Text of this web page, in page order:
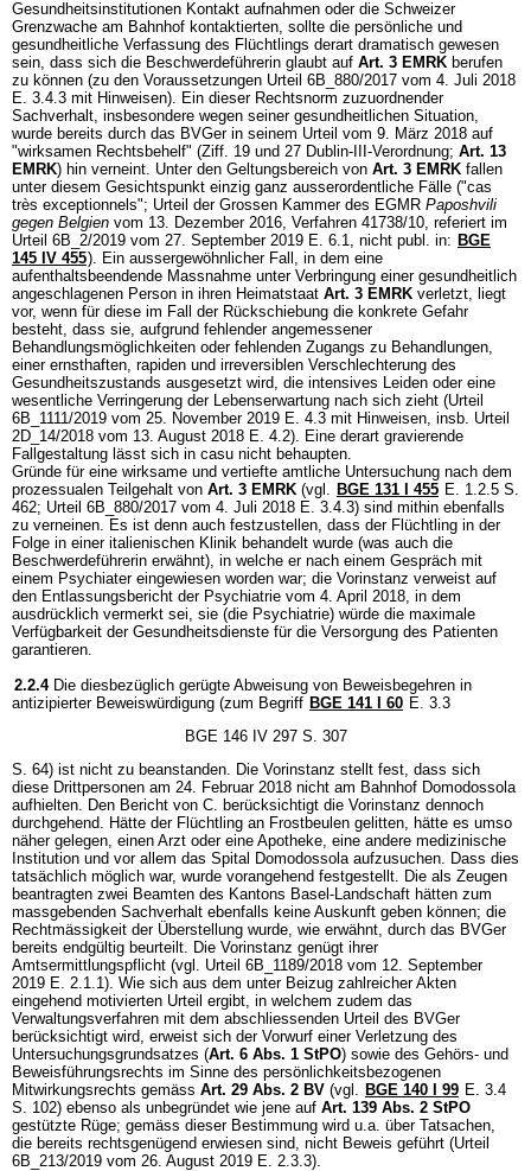
Gesundheitsinstitutionen Kontakt aufnahmen oder die Schweizer
Grenzwache am Bahnhof kontaktierten, sollte die persönliche und
gesundheitliche Verfassung des Flüchtlings derart dramatisch gewesen
sein, dass sich die Beschwerdeführerin glaubt auf Art. 3 EMRK berufen
zu können (zu den Voraussetzungen Urteil 6B_880/2017 vom 4. Juli 2018
E. 3.4.3 mit Hinweisen). Ein dieser Rechtsnorm zuzuordnender
Sachverhalt, insbesondere wegen seiner gesundheitlichen Situation,
wurde bereits durch das BVGer in seinem Urteil vom 9. März 2018 auf
"wirksamen Rechtsbehelf" (Ziff. 19 und 27 Dublin-III-Verordnung; Art. 13
EMRK) hin verneint. Unter den Geltungsbereich von Art. 3 EMRK fallen
unter diesem Gesichtspunkt einzig ganz ausserordentliche Fälle ("cas
très exceptionnels"; Urteil der Grossen Kammer des EGMR Paposhvili
gegen Belgien vom 13. Dezember 2016, Verfahren 41738/10, referiert im
Urteil 6B_2/2019 vom 27. September 2019 E. 6.1, nicht publ. in: BGE
145 IV 455). Ein aussergewöhnlicher Fall, in dem eine
aufenthaltsbeendende Massnahme unter Verbringung einer gesundheitlich
angeschlagenen Person in ihren Heimatstaat Art. 3 EMRK verletzt, liegt
vor, wenn für diese im Fall der Rückschiebung die konkrete Gefahr
besteht, dass sie, aufgrund fehlender angemessener
Behandlungsmöglichkeiten oder fehlenden Zugangs zu Behandlungen,
einer ernsthaften, rapiden und irreversiblen Verschlechterung des
Gesundheitszustands ausgesetzt wird, die intensives Leiden oder eine
wesentliche Verringerung der Lebenserwartung nach sich zieht (Urteil
6B_1111/2019 vom 25. November 2019 E. 4.3 mit Hinweisen, insb. Urteil
2D_14/2018 vom 13. August 2018 E. 4.2). Eine derart gravierende
Fallgestaltung lässt sich in casu nicht behaupten.
Gründe für eine wirksame und vertiefte amtliche Untersuchung nach dem
prozessualen Teilgehalt von Art. 3 EMRK (vgl. BGE 131 I 455 E. 1.2.5 S.
462; Urteil 6B_880/2017 vom 4. Juli 2018 E. 3.4.3) sind mithin ebenfalls
zu verneinen. Es ist denn auch festzustellen, dass der Flüchtling in der
Folge in einer italienischen Klinik behandelt wurde (was auch die
Beschwerdeführerin erwähnt), in welche er nach einem Gespräch mit
einem Psychiater eingewiesen worden war; die Vorinstanz verweist auf
den Entlassungsbericht der Psychiatrie vom 4. April 2018, in dem
ausdrücklich vermerkt sei, sie (die Psychiatrie) würde die maximale
Verfügbarkeit der Gesundheitsdienste für die Versorgung des Patienten
garantieren.
2.2.4 Die diesbezüglich gerügte Abweisung von Beweisbegehren in
antizipierter Beweiswürdigung (zum Begriff BGE 141 I 60 E. 3.3
BGE 146 IV 297 S. 307
S. 64) ist nicht zu beanstanden. Die Vorinstanz stellt fest, dass sich
diese Drittpersonen am 24. Februar 2018 nicht am Bahnhof Domodossola
aufhielten. Den Bericht von C. berücksichtigt die Vorinstanz dennoch
durchgehend. Hätte der Flüchtling an Frostbeulen gelitten, hätte es umso
näher gelegen, einen Arzt oder eine Apotheke, eine andere medizinische
Institution und vor allem das Spital Domodossola aufzusuchen. Dass dies
tatsächlich möglich war, wurde vorangehend festgestellt. Die als Zeugen
beantragten zwei Beamten des Kantons Basel-Landschaft hätten zum
massgebenden Sachverhalt ebenfalls keine Auskunft geben können; die
Rechtmässigkeit der Überstellung wurde, wie erwähnt, durch das BVGer
bereits endgültig beurteilt. Die Vorinstanz genügt ihrer
Amtsermittlungspflicht (vgl. Urteil 6B_1189/2018 vom 12. September
2019 E. 2.1.1). Wie sich aus dem unter Beizug zahlreicher Akten
eingehend motivierten Urteil ergibt, in welchem zudem das
Verwaltungsverfahren mit dem abschliessenden Urteil des BVGer
berücksichtigt wird, erweist sich der Vorwurf einer Verletzung des
Untersuchungsgrundsatzes (Art. 6 Abs. 1 StPO) sowie des Gehörs- und
Beweisführungsrechts im Sinne des persönlichkeitsbezogenen
Mitwirkungsrechts gemäss Art. 29 Abs. 2 BV (vgl. BGE 140 I 99 E. 3.4
S. 102) ebenso als unbegründet wie jene auf Art. 139 Abs. 2 StPO
gestützte Rüge; gemäss dieser Bestimmung wird u.a. über Tatsachen,
die bereits rechtsgenügend erwiesen sind, nicht Beweis geführt (Urteil
6B_213/2019 vom 26. August 2019 E. 2.3.3).